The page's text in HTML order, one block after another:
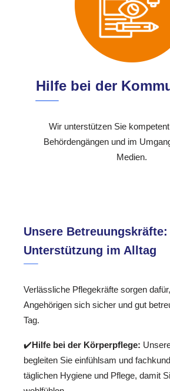
Hilfe bei der
Wir unterstützen Sie
Behördengängen und im
Medien.
Unsere
Unterstützung im Alltag
Verlässliche Pflegekräfte sorgen
Angehörigen sich sicher und gut
Tag.
✔️Hilfe bei der Körperpflege:
begleiten Sie einfühlsam und
täglichen Hygiene und Pflege, damit